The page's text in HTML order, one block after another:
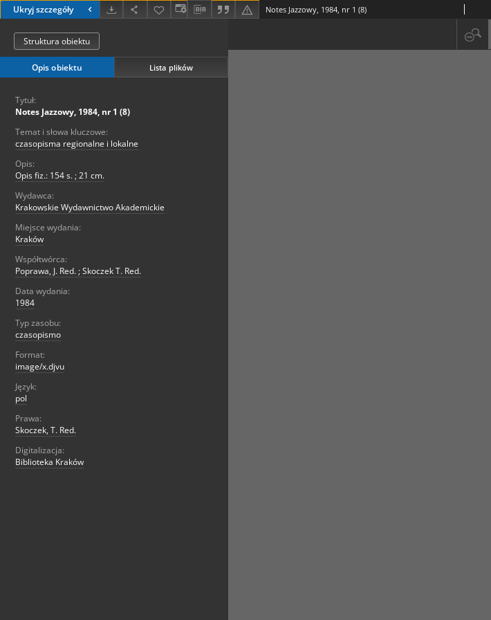
Ukryj szczegóły Notes Jazzowy, 1984, nr 1 (8)
Struktura obiektu
Opis obiektu Lista plików
Tytuł:
Notes Jazzowy, 1984, nr 1 (8)
Temat i słowa kluczowe:
czasopisma regionalne i lokalne
Opis:
Opis fiz.: 154 s. ; 21 cm.
Wydawca:
Krakowskie Wydawnictwo Akademickie
Miejsce wydania:
Kraków
Współtwórca:
Poprawa, J. Red. ; Skoczek T. Red.
Data wydania:
1984
Typ zasobu:
czasopismo
Format:
image/x.djvu
Język:
pol
Prawa:
Skoczek, T. Red.
Digitalizacja:
Biblioteka Kraków